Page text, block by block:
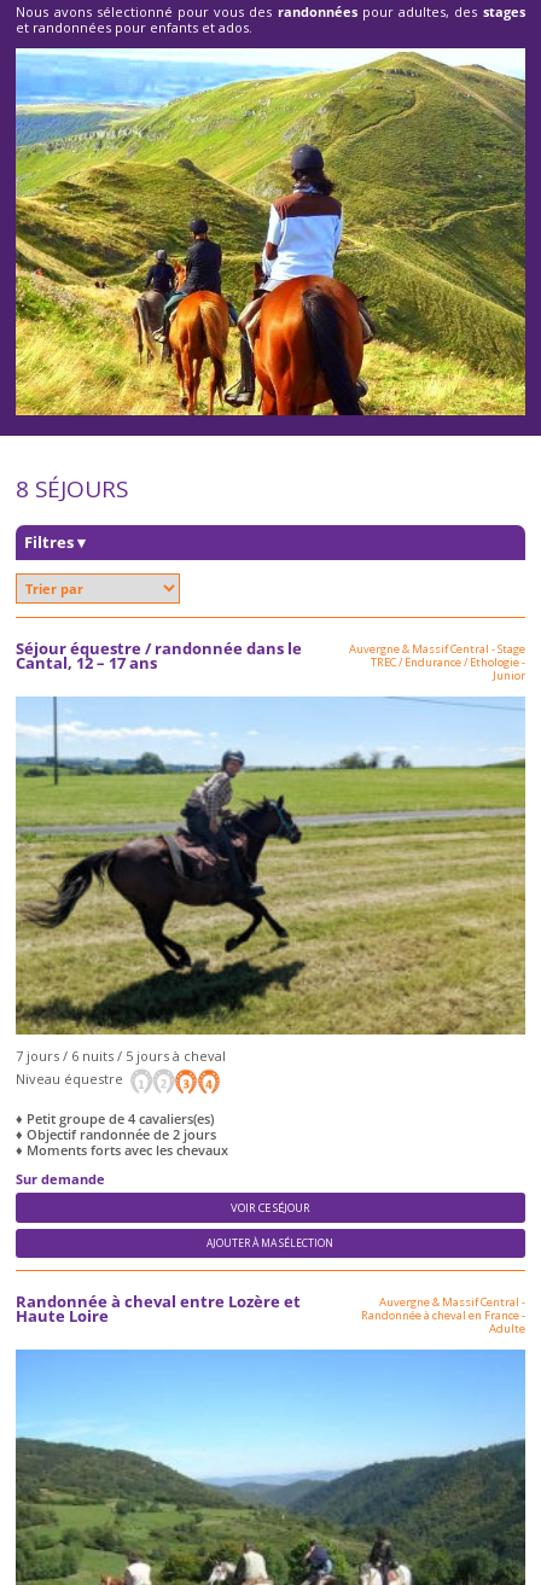
Nous avons sélectionné pour vous des randonnéespour adultes, des stages
et randonnées pour enfants et ados.
8 SÉJOURS
Filtres▾
Séjour équestre / randonnée dans le
Cantal, 12 – 17 ans
Auvergne & Massif Central -Stage
TREC / Endurance / Ethologie-
Junior
7 jours / 6 nuits / 5 jours à cheval
Niveau équestre
♦ Petit groupe de 4 cavaliers(es)
♦ Objectif randonnée de 2 jours
♦ Moments forts avec les chevaux
Sur demande
VOIR CE SÉJOUR
AJOUTER À MA SÉLECTION
Randonnée à cheval entre Lozère et
Haute Loire
Auvergne & Massif Central -
Randonnée à cheval en France-
Adulte